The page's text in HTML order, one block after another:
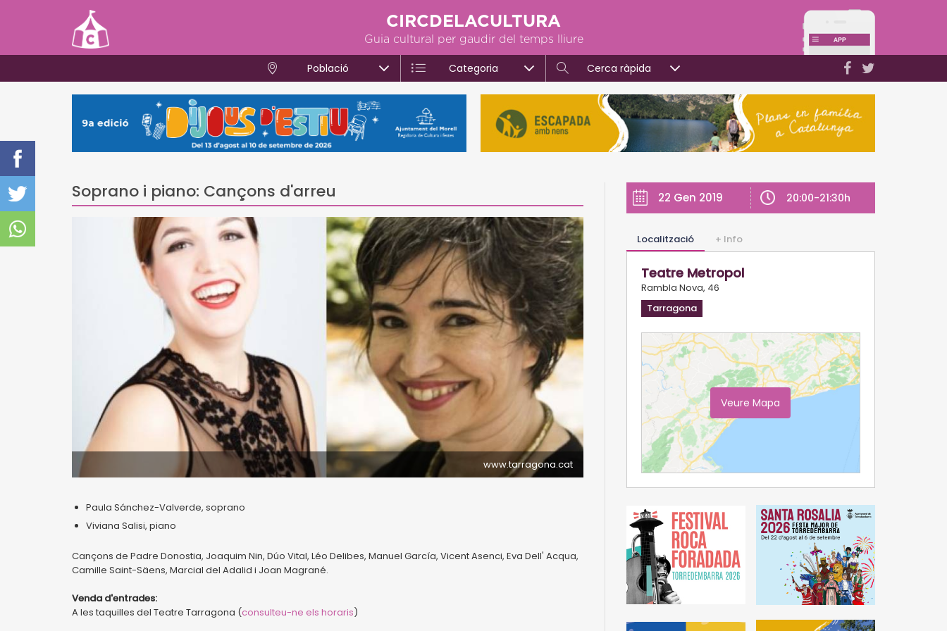
CIRCDELACULTURA
Guia cultural per gaudir del temps lliure
Població Categoria Cerca ràpida
Soprano i piano: Cançons d'arreu
www.tarragona.cat
Paula Sánchez-Valverde, soprano
Viviana Salisi, piano
Cançons de Padre Donostia, Joaquim Nin, Dúo Vital, Léo Delibes, Manuel García, Vicent Asenci, Eva Dell' Acqua,
Camille Saint-Säens, Marcial del Adalid i Joan Magrané.
Venda d'entrades:
A les taquilles del Teatre Tarragona (consulteu-ne els horaris)
22 Gen 2019 20:00-21:30h
Localització + Info
Teatre Metropol
Rambla Nova, 46
Tarragona
Veure Mapa